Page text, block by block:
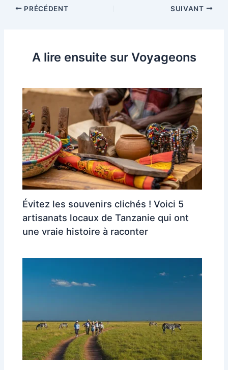
PRÉCÉDENT SUIVANT
A lire ensuite sur Voyageons
Évitez les souvenirs clichés ! Voici 5
artisanats locaux de Tanzanie qui ont
une vraie histoire à raconter